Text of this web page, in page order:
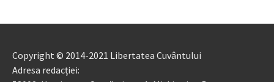
Copyright © 2014-2021 Libertatea Cuvântului
Adresa redacției: